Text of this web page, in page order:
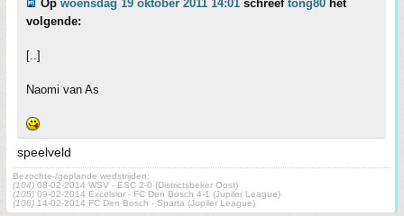
Op woensdag 19 oktober 2011 14:01 schreef tong80 het
volgende:
[..]
Naomi van As
speelveld
Bezochte-/geplande wedstrijden:
(104) 08-02-2014 WSV - ESC 2-0 (Districtsbeker Oost)
(105) 09-02-2014 Excelsior - FC Den Bosch 4-1 (Jupiler League)
(106) 14-02-2014 FC Den Bosch - Sparta (Jupiler League)